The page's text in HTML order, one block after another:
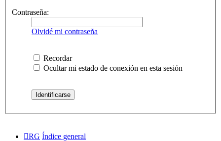
Contraseña:
Olvidé mi contraseña
Recordar
Ocultar mi estado de conexión en esta sesión
RG Índice general